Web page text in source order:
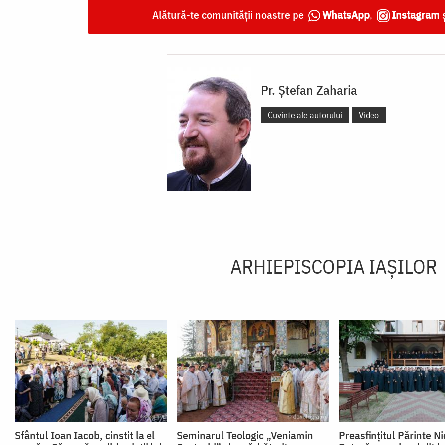
Alătură-te comunității noastre pe WhatsApp, Instagram
Pr. Ștefan Zaharia
Cuvinte ale autorului Video
ARHIEPISCOPIA IAŞILOR
Sfântul Ioan Iacob, cinstit la el
Seminarul Teologic „Veniamin
Preasfințitul Părinte